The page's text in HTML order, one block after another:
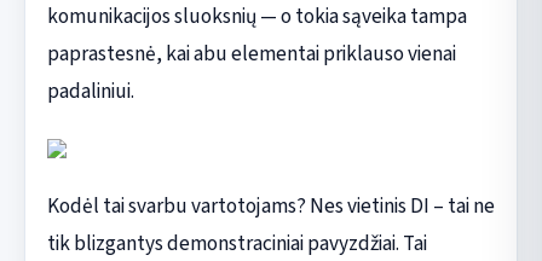
komunikacijos sluoksnių — o tokia sąveika tampa
paprastesnė, kai abu elementai priklauso vienai
padaliniui.
Kodėl tai svarbu vartotojams? Nes vietinis DI – tai ne
tik blizgantys demonstraciniai pavyzdžiai. Tai